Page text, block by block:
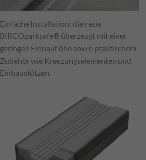
Einfache Installation: die neue
BIRCOparksafe® überzeugt mit einer
geringen Einbauhöhe sowie praktischem
Zubehör wie Kreuzungselementen und
Einbaustützen.